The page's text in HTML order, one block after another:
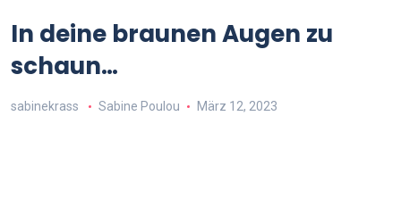
In deine braunen Augen zu
schaun…
sabinekrass Sabine Poulou März 12, 2023